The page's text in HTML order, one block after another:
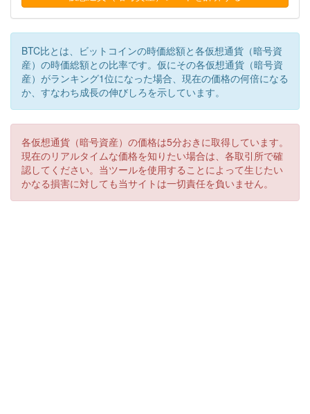
BTC比とは、ビットコインの時価総額と各仮想通貨（暗号資
産）の時価総額との比率です。仮にその各仮想通貨（暗号資
産）がランキング1位になった場合、現在の価格の何倍になる
か、すなわち成長の伸びしろを示しています。
各仮想通貨（暗号資産）の価格は5分おきに取得しています。
現在のリアルタイムな価格を知りたい場合は、各取引所で確
認してください。当ツールを使用することによって生じたい
かなる損害に対しても当サイトは一切責任を負いません。